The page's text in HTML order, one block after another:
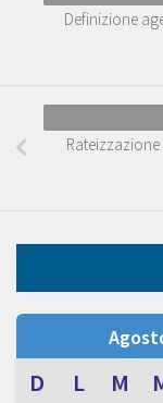
Definizione
D L M